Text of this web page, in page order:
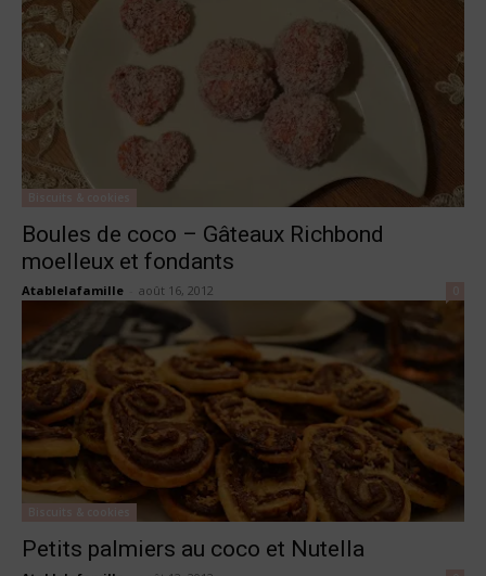
Boules de coco – Gâteaux Richbond
moelleux et fondants
Atablelafamille août 16, 2012
Petits palmiers au coco et Nutella